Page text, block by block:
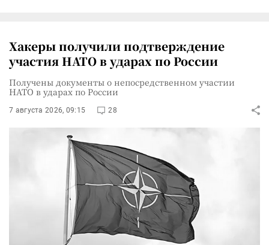
Хакеры получили подтверждение
участия НАТО в ударах по России
Получены документы о непосредственном участии
НАТО в ударах по России
7 августа 2026, 09:15 28